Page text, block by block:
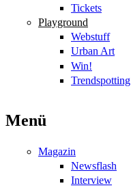
Tickets
Playground
Webstuff
Urban Art
Win!
Trendspotting
Menü
Magazin
Newsflash
Interview